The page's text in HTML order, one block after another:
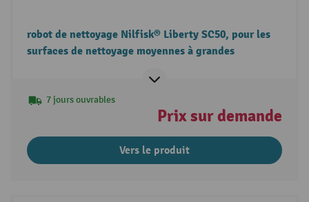
robot de nettoyage Nilfisk® Liberty SC50, pour les
surfaces de nettoyage moyennes à grandes
7 jours ouvrables
Prix sur demande
Vers le produit